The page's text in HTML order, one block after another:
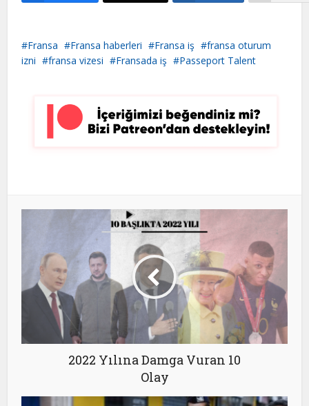
Fransa Fransa haberleri Fransa iş
fransa oturum
izni
fransa vizesi Fransada iş Passeport Talent
2022 Yılına Damga Vuran 10
Olay